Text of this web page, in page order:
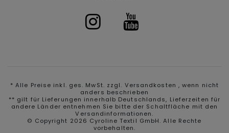
* Alle Preise inkl. ges. MwSt. zzgl. Versandkosten , wenn nicht
anders beschrieben
** gilt für Lieferungen innerhalb Deutschlands, Lieferzeiten für
andere Länder entnehmen Sie bitte der Schaltfläche mit den
Versandinformationen.
© Copyright 2026 Cyroline Textil GmbH. Alle Rechte
vorbehalten.